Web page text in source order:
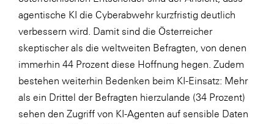
agentische KI die Cyberabwehr kurzfristig deutlich
verbessern wird. Damit sind die Österreicher
skeptischer als die weltweiten Befragten, von denen
immerhin 44 Prozent diese Hoffnung hegen. Zudem
bestehen weiterhin Bedenken beim KI-Einsatz: Mehr
als ein Drittel der Befragten hierzulande (34 Prozent)
sehen den Zugriff von KI-Agenten auf sensible Daten